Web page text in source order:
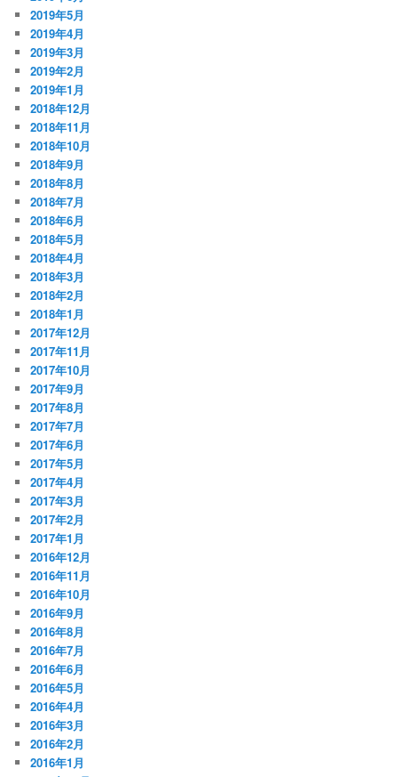
2019年5月
2019年4月
2019年3月
2019年2月
2019年1月
2018年12月
2018年11月
2018年10月
2018年9月
2018年8月
2018年7月
2018年6月
2018年5月
2018年4月
2018年3月
2018年2月
2018年1月
2017年12月
2017年11月
2017年10月
2017年9月
2017年8月
2017年7月
2017年6月
2017年5月
2017年4月
2017年3月
2017年2月
2017年1月
2016年12月
2016年11月
2016年10月
2016年9月
2016年8月
2016年7月
2016年6月
2016年5月
2016年4月
2016年3月
2016年2月
2016年1月